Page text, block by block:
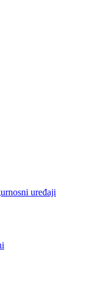
uređaji